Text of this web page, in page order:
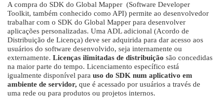
A compra do SDK do Global Mapper (Software Developer
Toolkit, também conhecido como API) permite ao desenvolvedor
trabalhar com o SDK do Global Mapper para desenvolver
aplicações personalizadas. Uma ADL adicional (Acordo de
Distribuição de Licença) deve ser adquirida para dar acesso aos
usuários do software desenvolvido, seja internamente ou
externamente. Licenças ilimitadas de distribuição são concedidas
na maior parte do tempo. Licenciamento específico está
igualmente disponível para uso do SDK num aplicativo em
ambiente de servidor, que é acessado por usuários a través de
uma rede ou para produtos ou projetos internos.